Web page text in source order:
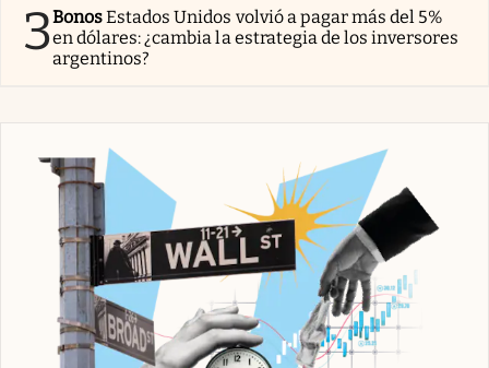
3BonosEstados Unidos volvió a pagar más del 5%
en dólares: ¿cambia la estrategia de los inversores
argentinos?